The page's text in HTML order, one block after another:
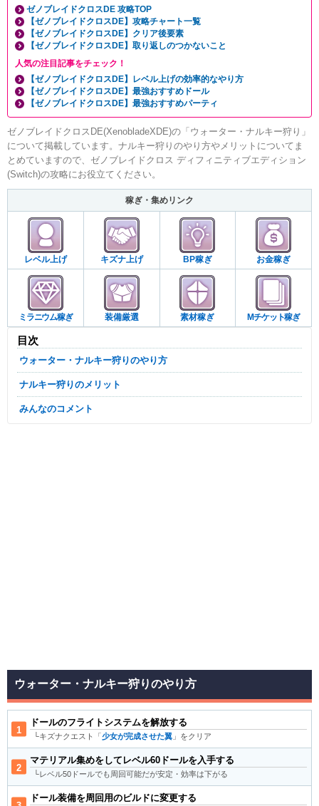
ゼノブレイドクロスDE 攻略TOP
【ゼノブレイドクロスDE】攻略チャート一覧
【ゼノブレイドクロスDE】クリア後要素
【ゼノブレイドクロスDE】取り返しのつかないこと
人気の注目記事をチェック！
【ゼノブレイドクロスDE】レベル上げの効率的なやり方
【ゼノブレイドクロスDE】最強おすすめドール
【ゼノブレイドクロスDE】最強おすすめパーティ
ゼノブレイドクロスDE(XenobladeXDE)の「ウォーター・ナルキー狩り」
について掲載しています。ナルキー狩りのやり方やメリットについてま
とめていますので、ゼノブレイドクロス ディフィニティブエディション
(Switch)の攻略にお役立てください。
稼ぎ・集めリンク
レベル上げ キズナ上げ BP稼ぎ お金稼ぎ
ミラニウム稼ぎ 装備厳選 素材稼ぎ Mチケット稼ぎ
目次
ウォーター・ナルキー狩りのやり方
ナルキー狩りのメリット
みんなのコメント
ウォーター・ナルキー狩りのやり方
ドールのフライトシステムを解放する
└キズナクエスト「少女が完成させた翼 」をクリア
マテリアル集めをしてレベル60ドールを入手する
└レベル50ドールでも周回可能だが安定・効率は下がる
ドール装備を周回用のビルドに変更する